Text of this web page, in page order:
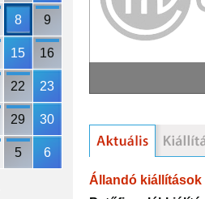
8 9
15 16
22 23
29 30
5 6
Állandó kiállítások